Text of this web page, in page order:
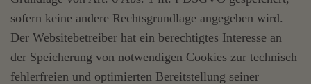
sofern keine andere Rechtsgrundlage angegeben wird.
Der Websitebetreiber hat ein berechtigtes Interesse an
der Speicherung von notwendigen Cookies zur technisch
fehlerfreien und optimierten Bereitstellung seiner